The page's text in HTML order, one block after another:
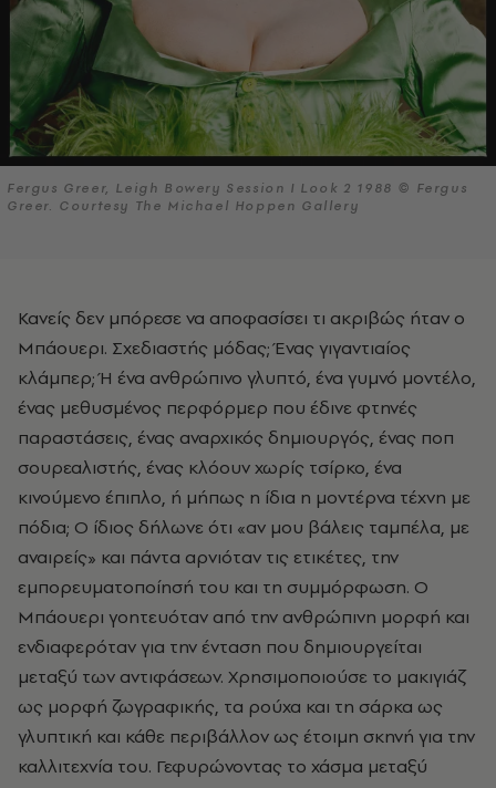
Fergus Greer, Leigh Bowery Session I Look 2 1988 © Fergus
Greer. Courtesy The Michael Hoppen Gallery
Κανείς δεν μπόρεσε να αποφασίσει τι ακριβώς ήταν ο
Μπάουερι. Σχεδιαστής μόδας; Ένας γιγαντιαίος
κλάμπερ; Ή ένα ανθρώπινο γλυπτό, ένα γυμνό μοντέλο,
ένας μεθυσμένος περφόρμερ που έδινε φτηνές
παραστάσεις, ένας αναρχικός δημιουργός, ένας ποπ
σουρεαλιστής, ένας κλόουν χωρίς τσίρκο, ένα
κινούμενο έπιπλο, ή μήπως η ίδια η μοντέρνα τέχνη με
πόδια; Ο ίδιος δήλωνε ότι «αν μου βάλεις ταμπέλα, με
αναιρείς» και πάντα αρνιόταν τις ετικέτες, την
εμπορευματοποίησή του και τη συμμόρφωση. Ο
Μπάουερι γοητευόταν από την ανθρώπινη μορφή και
ενδιαφερόταν για την ένταση που δημιουργείται
μεταξύ των αντιφάσεων. Χρησιμοποιούσε το μακιγιάζ
ως μορφή ζωγραφικής, τα ρούχα και τη σάρκα ως
γλυπτική και κάθε περιβάλλον ως έτοιμη σκηνή για την
καλλιτεχνία του. Γεφυρώνοντας το χάσμα μεταξύ